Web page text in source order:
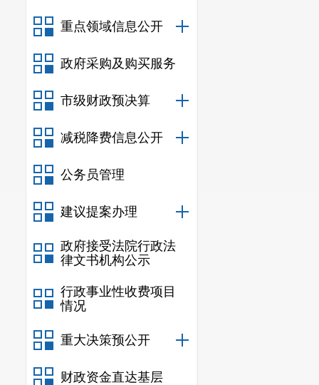
重点领域信息公开
政府采购及购买服务
市级财政预决算
减税降费信息公开
公务员管理
建议提案办理
政府接受法院行政法
律文书机构公示
行政事业性收费项目
情况
重大决策预公开
财政资金直达基层